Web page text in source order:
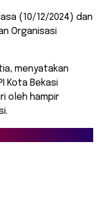
(10/12/2024) dan
Organisasi
menyatakan
Kota Bekasi
oleh hampir